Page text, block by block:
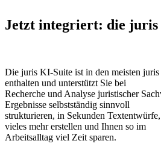
Jetzt integriert: die
Die juris KI-Suite ist in den meisten juris
enthalten und unterstützt Sie bei
Recherche und Analyse juristischer
Ergebnisse selbstständig sinnvoll
strukturieren, in Sekunden
vieles mehr erstellen und Ihnen so im
Arbeitsalltag viel Zeit sparen.